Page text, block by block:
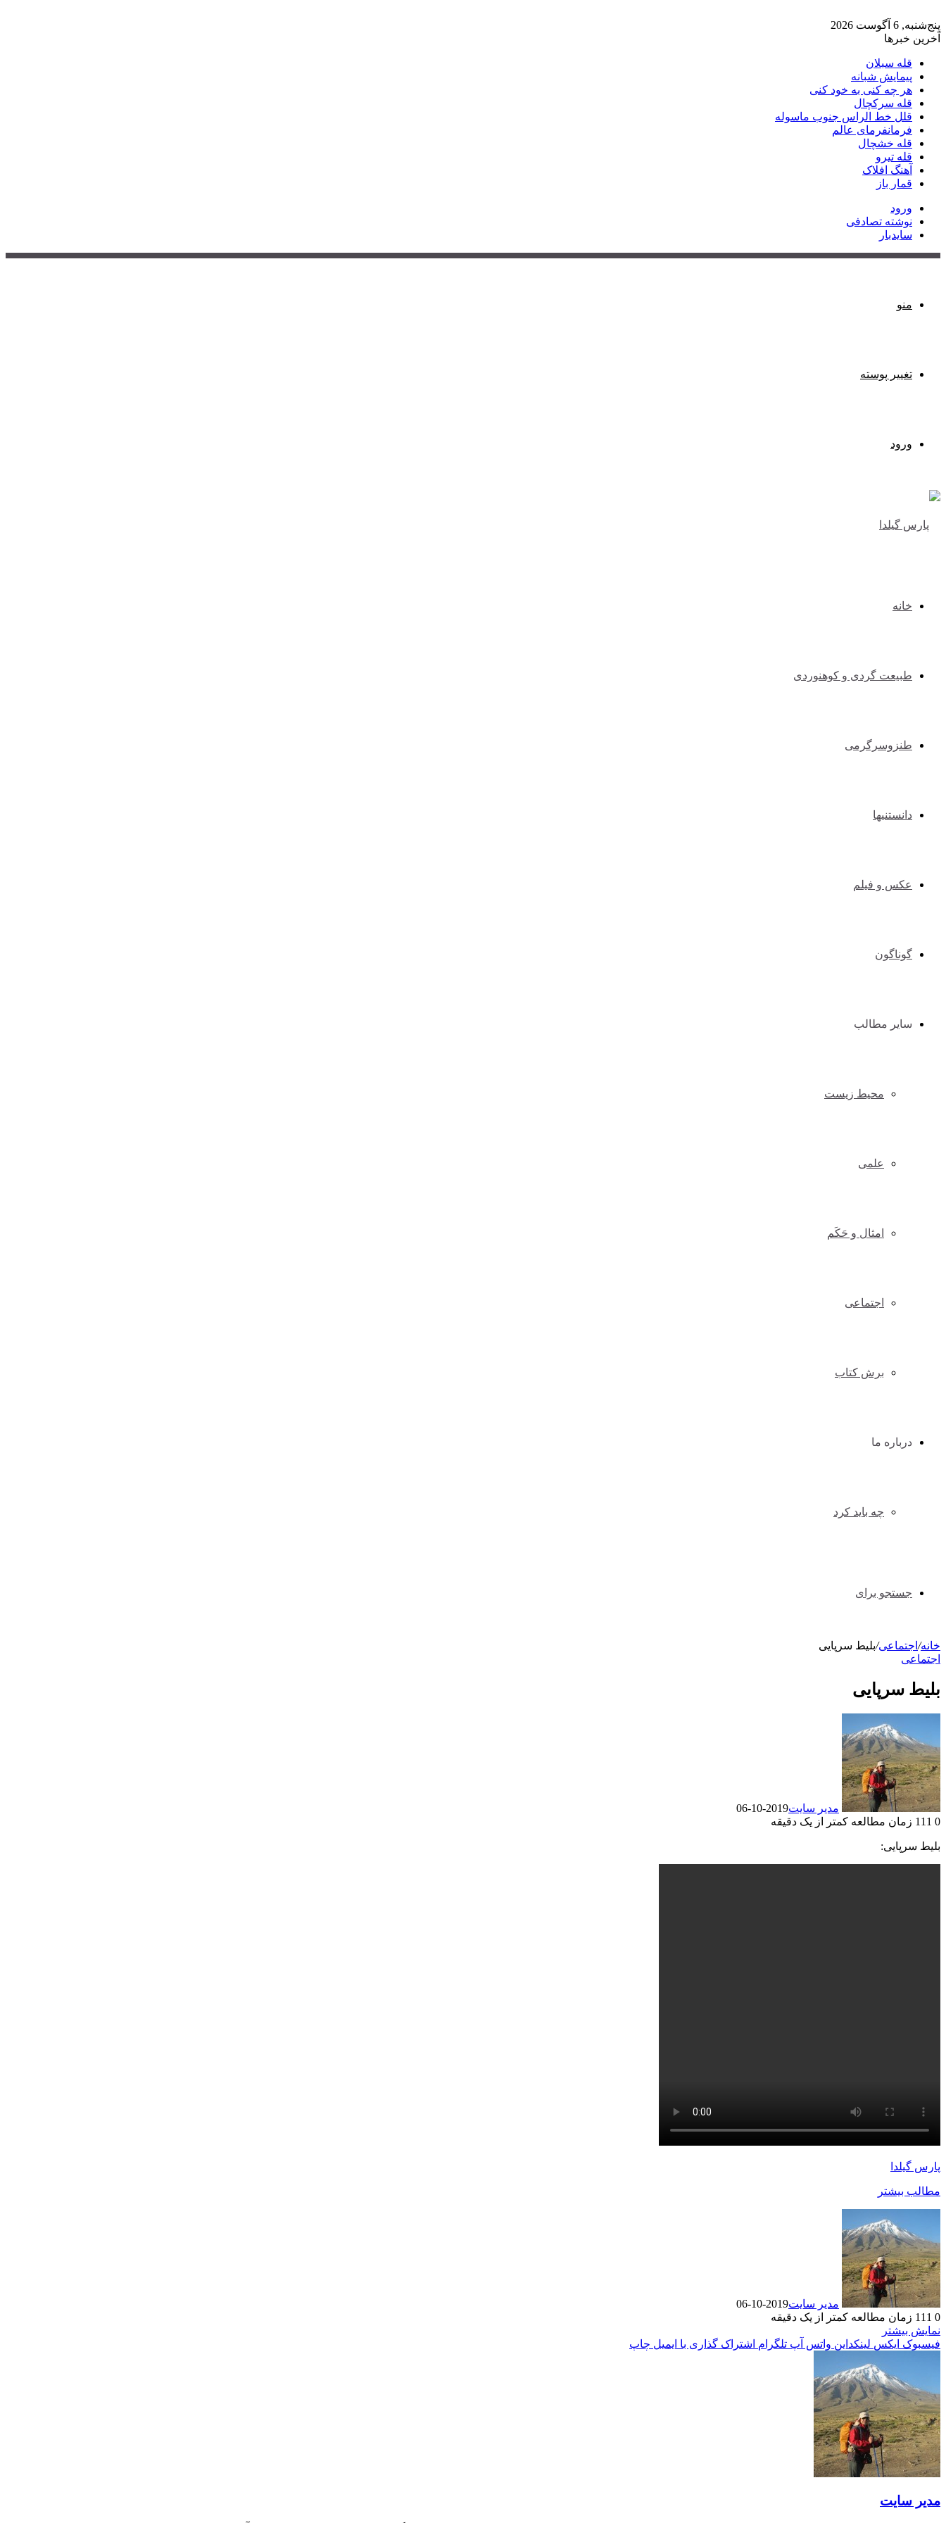
پنج‌شنبه, 6 آگوست 2026
آخرین خبرها
قله سبلان
پیمایش شبانه
هر چه کنی به خود کنی
قله سرکچال
قلل خط الراس جنوب ماسوله
فرمانفرمای عالم
قله خشچال
قله تیرو
آهنگ افلاک
قمار باز
ورود
نوشته تصادفی
سایدبار
منو
تغییر پوسته
ورود
خانه
طبیعت گردی و کوهنوردی
طنزوسرگرمی
دانستنیها
عکس و فیلم
گوناگون
سایر مطالب
محیط زیست
علمی
امثال و حَکَم
اجتماعی
برش کتاب
درباره ما
چه باید کرد
جستجو برای
خانه/ اجتماعی/بلیط سرپایی
اجتماعی
بلیط سرپایی
مدیر سایت2019-10-06
0
زمان مطالعه کمتر از یک دقیقه
بلیط سرپایی:
پارس گیلدا
مطالب بیشتر
مدیر سایت2019-10-06
0
زمان مطالعه کمتر از یک دقیقه
نمایش بیشتر
فیسبوک ایکس لینکداین واتس آپ تلگرام اشتراک گذاری با ایمیل چاپ
مدیر سایت